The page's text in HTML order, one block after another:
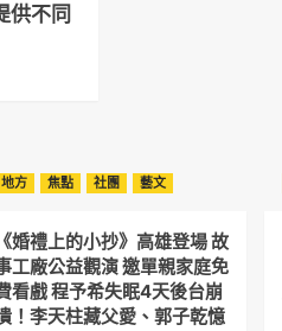
供不同
地方 焦點 社團 藝文
《婚禮上的小抄》高雄登場 故
工廠公益觀演 邀單親家庭免
看戲 程予希失眠4天後台崩
！李天柱藏父愛、郭子乾憶